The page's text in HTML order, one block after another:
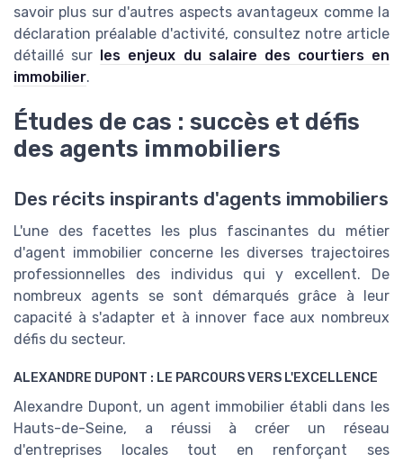
savoir plus sur d'autres aspects avantageux comme la
déclaration préalable d'activité, consultez notre article
détaillé sur les enjeux du salaire des courtiers en
immobilier.
Études de cas : succès et défis
des agents immobiliers
Des récits inspirants d'agents immobiliers
L'une des facettes les plus fascinantes du métier
d'agent immobilier concerne les diverses trajectoires
professionnelles des individus qui y excellent. De
nombreux agents se sont démarqués grâce à leur
capacité à s'adapter et à innover face aux nombreux
défis du secteur.
ALEXANDRE DUPONT : LE PARCOURS VERS L'EXCELLENCE
Alexandre Dupont, un agent immobilier établi dans les
Hauts-de-Seine, a réussi à créer un réseau
d'entreprises locales tout en renforçant ses